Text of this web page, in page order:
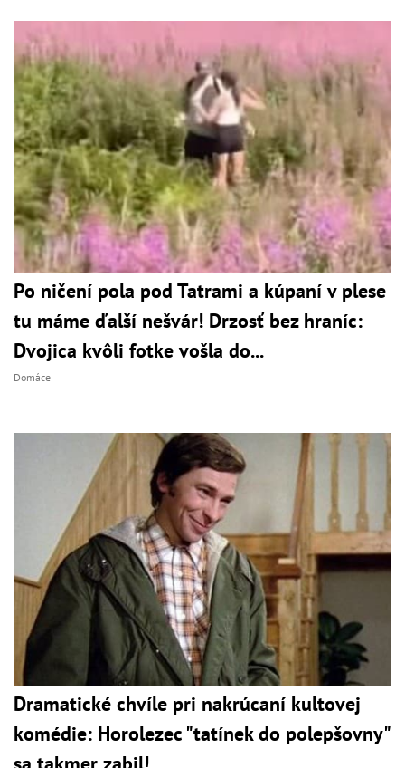
Po ničení pola pod Tatrami a kúpaní v plese
tu máme ďalší nešvár! Drzosť bez hraníc:
Dvojica kvôli fotke vošla do...
Domáce
Dramatické chvíle pri nakrúcaní kultovej
komédie: Horolezec "tatínek do polepšovny"